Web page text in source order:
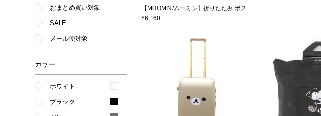
おまとめ買い対象
SALE
メール便対象
カラー
ホワイト
ブラック
【MOOMIN/ムーミン】折りたたみ ボスト
ンバッグ Lサイズ ムーミン小説80周年記
¥6,160